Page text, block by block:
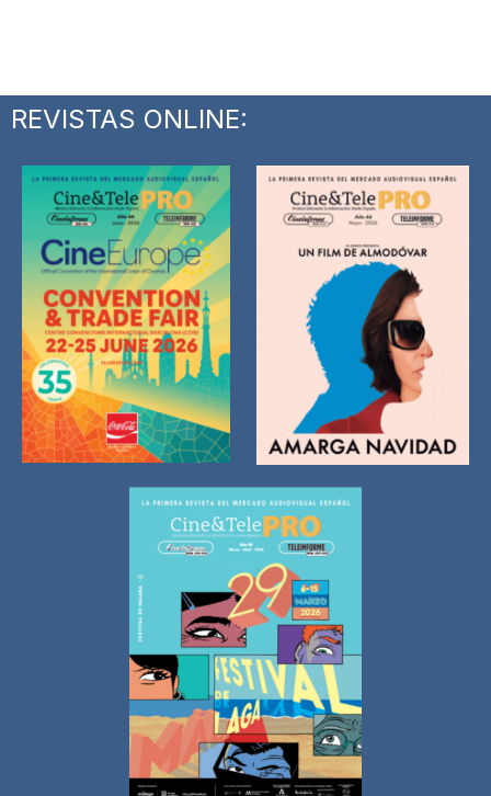
REVISTAS ONLINE: